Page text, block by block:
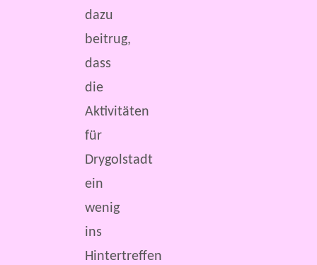
dazu
beitrug,
dass
die
Aktivitäten
für
Drygolstadt
ein
wenig
ins
Hintertreffen